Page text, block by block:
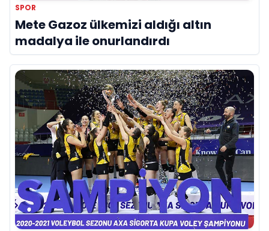
SPOR
Mete Gazoz ülkemizi aldığı altın
madalya ile onurlandırdı